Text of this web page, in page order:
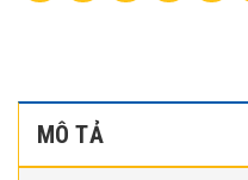
MÔ TẢ